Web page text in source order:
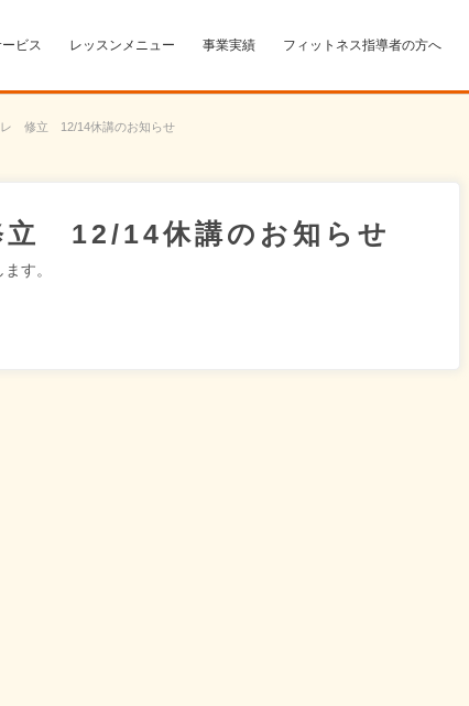
ビス レッスンメニュー 事業実績 フィットネス指導者の方へ
レ 修立 12/14休講のお知らせ
12/14休講のお知らせ
す。